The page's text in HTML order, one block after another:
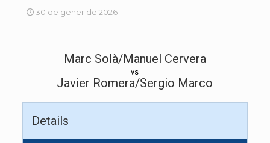
30 de gener de 2026
Marc Solà/Manuel Cervera
vs
Javier Romera/Sergio Marco
Details